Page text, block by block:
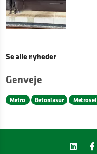
Se alle nyheder
Genveje
Metro Betonlasur